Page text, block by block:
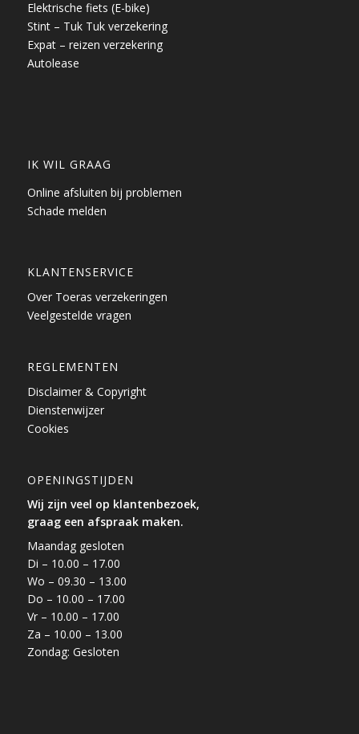
Elektrische fiets (E-bike)
Stint – Tuk Tuk verzekering
Expat – reizen verzekering
Autolease
IK WIL GRAAG
Online afsluiten bij problemen
Schade melden
KLANTENSERVICE
Over Toeras verzekeringen
Veelgestelde vragen
REGLEMENTEN
Disclaimer & Copyright
Dienstenwijzer
Cookies
OPENINGSTIJDEN
Wij zijn veel op klantenbezoek,
graag een afspraak maken.
Maandag gesloten
Di – 10.00 – 17.00
Wo – 09.30 – 13.00
Do – 10.00 – 17.00
Vr – 10.00 – 17.00
Za – 10.00 – 13.00
Zondag: Gesloten